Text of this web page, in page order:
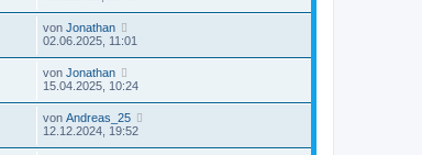
von Jonathan
02.06.2025, 11:01
von Jonathan
15.04.2025, 10:24
von Andreas_25
12.12.2024, 19:52